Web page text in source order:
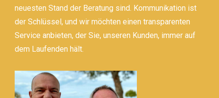
neuesten Stand der Beratung sind. Kommunikation ist
der Schlüssel, und wir möchten einen transparenten
Service anbieten, der Sie, unseren Kunden, immer auf
dem Laufenden hält.